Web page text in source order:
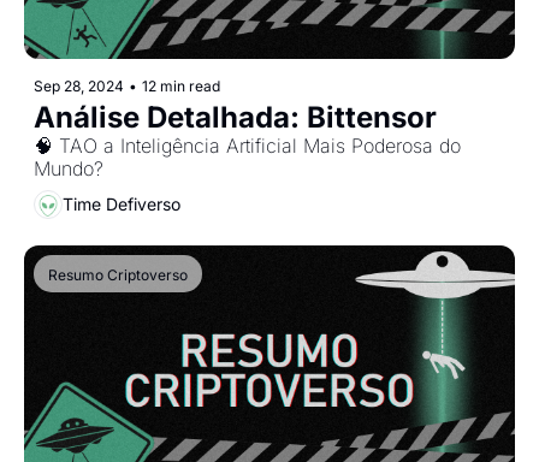
Sep 28, 2024 • 12 min read
Análise Detalhada: Bittensor
🧠 TAO a Inteligência Artificial Mais Poderosa do
Mundo?
Time Defiverso
Resumo Criptoverso